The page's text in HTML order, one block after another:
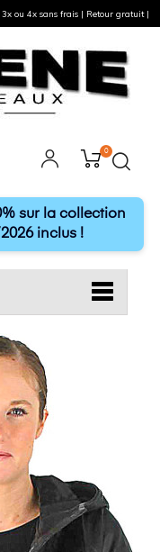
0
sur la collection
inclus !
ou 4x sans frais | Retour gratuit |